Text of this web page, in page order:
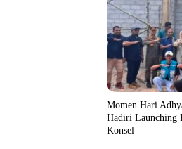
Momen Hari
Hadiri Launching
Konsel